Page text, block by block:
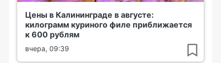
Цены в Калининграде в августе:
килограмм куриного филе приближается
к 600 рублям
вчера, 09:39